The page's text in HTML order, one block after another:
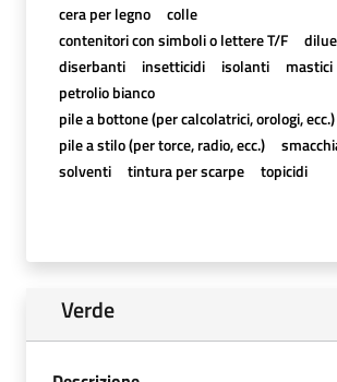
cera per legno
colle
contenitori con simboli o lettere T/F
diserbanti
insetticidi isolanti
mastici
petrolio bianco
pile a bottone (per calcolatrici, orologi, ecc.)
pile a stilo (per torce, radio, ecc.)
solventi
tintura per scarpe topicidi
Verde